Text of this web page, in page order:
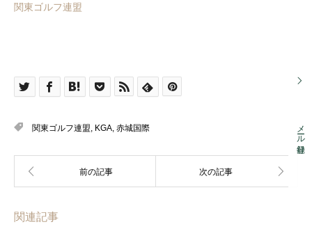
関東ゴルフ連盟
関東ゴルフ連盟 KGA 赤城国際
関連記事
メール登録